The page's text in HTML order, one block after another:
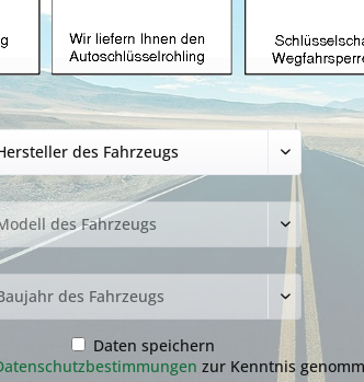
Porsche mit
4,99 € *
inkl. MwSt.zzgl. Versandkosten
Lieferzeit ca. 1-3 Werktage
Transponder:
Daten speichern
zur Kenntnis